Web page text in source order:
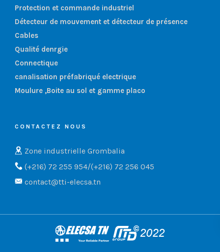
Protection et commande industriel
Détecteur de mouvement et détecteur de présence
Cables
Qualité denrgie
Connectique
canalisation préfabriqué electrique
Moulure ,Boite au sol et gamme placo
CONTACTEZ NOUS
Zone industrielle Grombalia
(+216) 72 255 954/(+216) 72 256 045
contact@tti-elecsa.tn